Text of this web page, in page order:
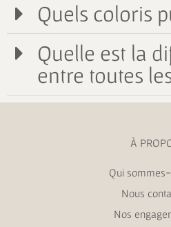
Quels coloris
Quelle est la
entre toutes
À
Qui
Nous
Nos